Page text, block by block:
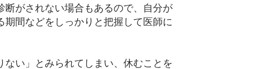
がされない場合もあるので、自分が
間などをしっかりと把握して医師に
い」とみられてしまい、休むことを